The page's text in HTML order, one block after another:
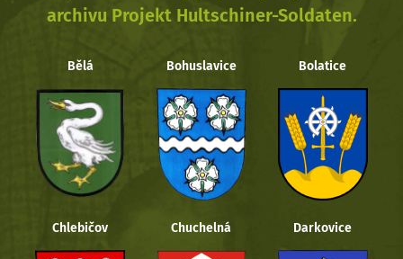
archivu Projekt Hultschiner-Soldaten.
Bělá Bohuslavice Bolatice
Chlebičov Chuchelná Darkovice